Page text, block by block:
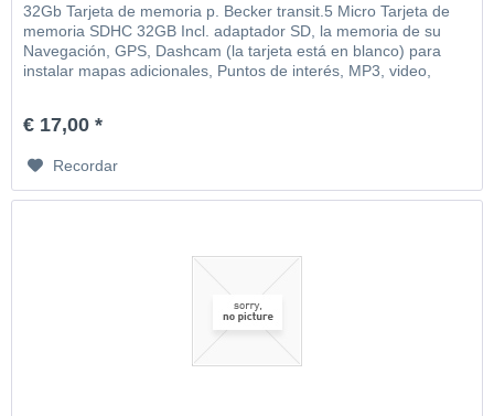
32Gb Tarjeta de memoria p. Becker transit.5 Micro Tarjeta de
memoria SDHC 32GB Incl. adaptador SD, la memoria de su
Navegación, GPS, Dashcam (la tarjeta está en blanco) para
instalar mapas adicionales, Puntos de interés, MP3, video,
€ 17,00 *
Recordar